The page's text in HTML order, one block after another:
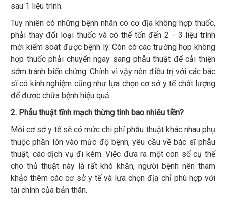
sau 1 liệu trình.
Tuy nhiên có những bệnh nhân có cơ địa không hợp thuốc,
phải thay đổi loại thuốc và có thể tốn đến 2 - 3 liệu trình
mới kiểm soát được bệnh lý. Còn có các trường hợp không
hợp thuốc phải chuyển ngay sang phẫu thuật để cải thiện
sớm tránh biến chứng. Chính vì vậy nên điều trị với các bác
sĩ có kinh nghiệm cũng như lựa chọn cơ sở y tế chất lượng
để được chữa bệnh hiệu quả.
2. Phẫu thuật tĩnh mạch thừng tinh bao nhiêu tiền?
Mỗi cơ sở y tế sẽ có mức chi phí phẫu thuật khác nhau phụ
thuộc phần lớn vào mức độ bệnh, yêu cầu về bác sĩ phẫu
thuật, các dịch vụ đi kèm. Việc đưa ra một con số cụ thể
cho thủ thuật này là rất khó khăn, người bệnh nên tham
khảo thêm các cơ sở y tế và lựa chọn địa chỉ phù hợp với
tài chính của bản thân.